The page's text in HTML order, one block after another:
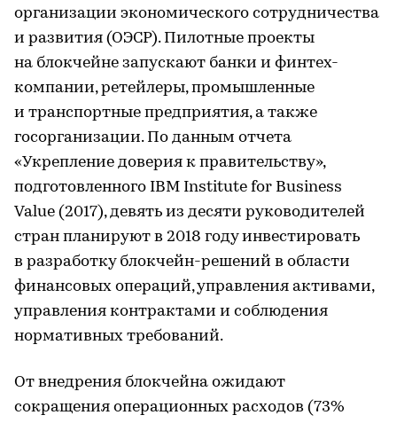
организации экономического сотрудничества
и развития (ОЭСР). Пилотные проекты
на блокчейне запускают банки и финтех-
компании, ретейлеры, промышленные
и транспортные предприятия, а также
госорганизации. По данным отчета
«Укрепление доверия к правительству»,
подготовленного IBM Institute for Business
Value (2017), девять из десяти руководителей
стран планируют в 2018 году инвестировать
в разработку блокчейн-решений в области
финансовых операций, управления активами,
управления контрактами и соблюдения
нормативных требований.
От внедрения блокчейна ожидают
сокращения операционных расходов (73%